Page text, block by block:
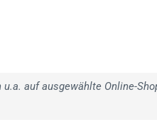
auf ausgewählte Online-